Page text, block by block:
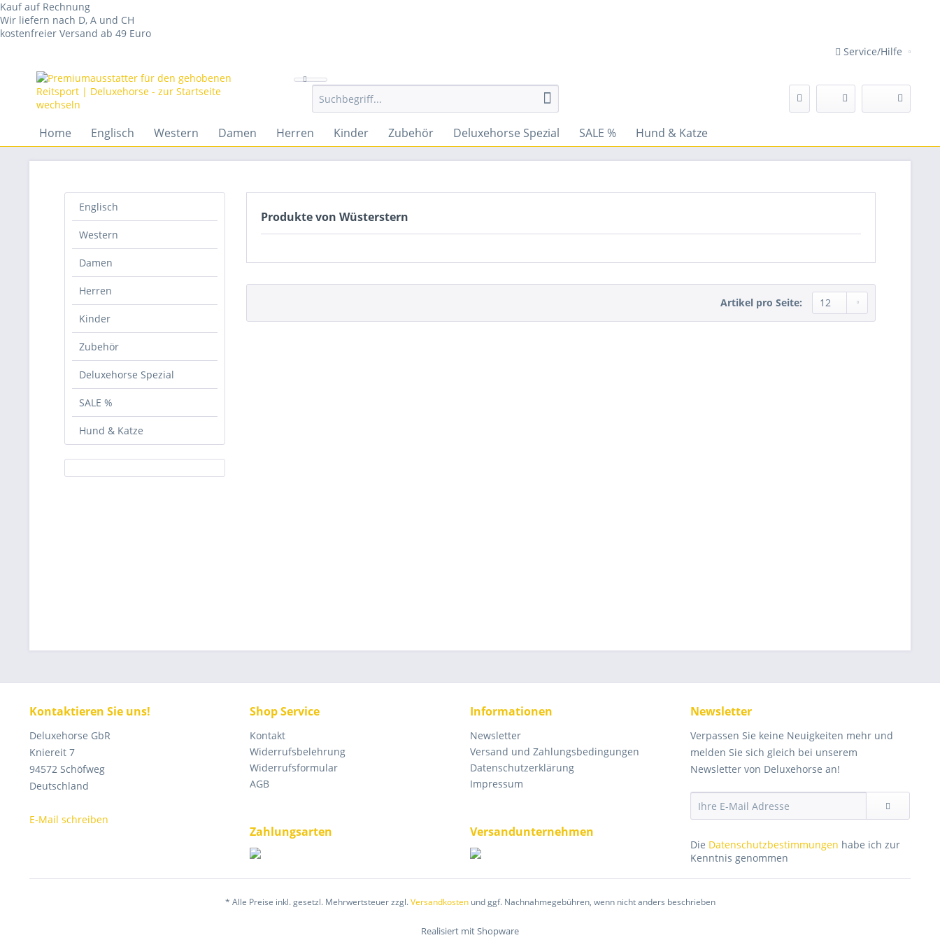
Kauf auf Rechnung
Wir liefern nach D, A und CH
kostenfreier Versand ab 49 Euro
Service/Hilfe
Home Englisch Western Damen Herren Kinder Zubehör Deluxehorse Spezial SALE % Hund & Katze
Englisch
Western
Damen
Herren
Kinder
Zubehör
Deluxehorse Spezial
SALE %
Hund & Katze
Produkte von Wüsterstern
Artikel pro Seite:
Kontaktieren Sie uns!
Deluxehorse GbR
Kniereit 7
94572 Schöfweg
Deutschland
E-Mail schreiben
Shop Service
Kontakt
Widerrufsbelehrung
Widerrufsformular
AGB
Zahlungsarten
Informationen
Newsletter
Versand und Zahlungsbedingungen
Datenschutzerklärung
Impressum
Versandunternehmen
Newsletter
Verpassen Sie keine Neuigkeiten mehr und
melden Sie sich gleich bei unserem
Newsletter von Deluxehorse an!
Die Datenschutzbestimmungen habe ich zur
Kenntnis genommen
* Alle Preise inkl. gesetzl. Mehrwertsteuer zzgl.Versandkostenund ggf. Nachnahmegebühren, wenn nicht anders beschrieben
Realisiert mit Shopware